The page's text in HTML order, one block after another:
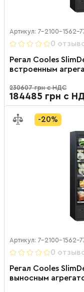
Артикул: 7-2100-1562-
0
Регал Cooles
встроенным
230607 грн с НДС
184485 грн с
-20%
Артикул: 7-2100-1562-
0
Регал Cooles
выносным